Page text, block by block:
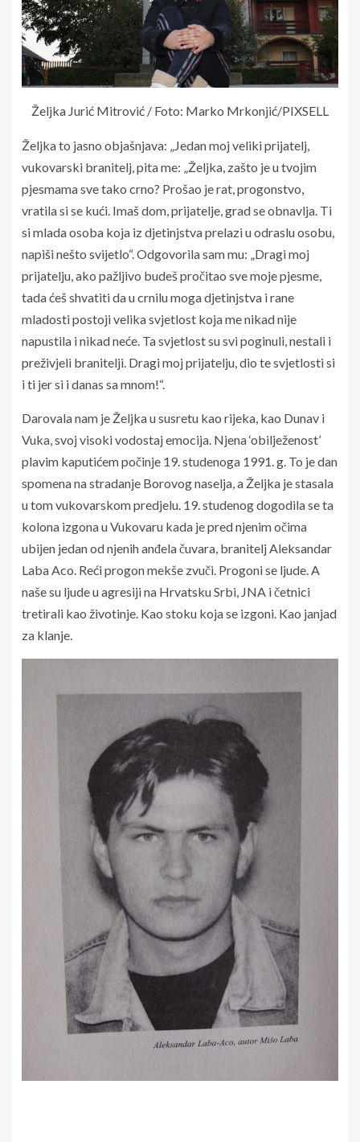
Željka Jurić Mitrović / Foto: Marko Mrkonjić/PIXSELL
Željka to jasno objašnjava: „Jedan moj veliki prijatelj,
vukovarski branitelj, pita me: „Željka, zašto je u tvojim
pjesmama sve tako crno? Prošao je rat, progonstvo,
vratila si se kući. Imaš dom, prijatelje, grad se obnavlja. Ti
si mlada osoba koja iz djetinjstva prelazi u odraslu osobu,
napiši nešto svijetlo“. Odgovorila sam mu: „Dragi moj
prijatelju, ako pažljivo budeš pročitao sve moje pjesme,
tada ćeš shvatiti da u crnilu moga djetinjstva i rane
mladosti postoji velika svjetlost koja me nikad nije
napustila i nikad neće. Ta svjetlost su svi poginuli, nestali i
preživjeli branitelji. Dragi moj prijatelju, dio te svjetlosti si
i ti jer si i danas sa mnom!“.
Darovala nam je Željka u susretu kao rijeka, kao Dunav i
Vuka, svoj visoki vodostaj emocija. Njena ‘obilježenost’
plavim kaputićem počinje 19. studenoga 1991. g. To je dan
spomena na stradanje Borovog naselja, a Željka je stasala
u tom vukovarskom predjelu. 19. studenog dogodila se ta
kolona izgona u Vukovaru kada je pred njenim očima
ubijen jedan od njenih anđela čuvara, branitelj Aleksandar
Laba Aco. Reći progon mekše zvuči. Progoni se ljude. A
naše su ljude u agresiji na Hrvatsku Srbi, JNA i četnici
tretirali kao životinje. Kao stoku koja se izgoni. Kao janjad
za klanje.